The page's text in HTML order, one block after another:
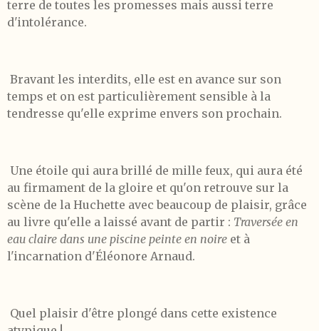
terre de toutes les promesses mais aussi terre
d'intolérance.
Bravant les interdits, elle est en avance sur son
temps et on est particulièrement sensible à la
tendresse qu'elle exprime envers son prochain.
Une étoile qui aura brillé de mille feux, qui aura été
au firmament de la gloire et qu'on retrouve sur la
scène de la Huchette avec beaucoup de plaisir, grâce
au livre qu'elle a laissé avant de partir : Traversée en
eau claire dans une piscine peinte en noire et à
l'incarnation d'Éléonore Arnaud.
Quel plaisir d'être plongé dans cette existence